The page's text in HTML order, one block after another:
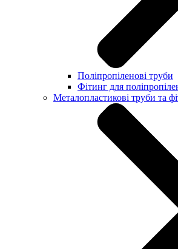
Поліпропіленові труби
Фітинг для
Металопластикові труби та